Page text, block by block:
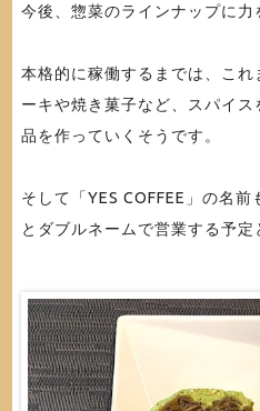
今後、惣菜のラインナップに力
本格的に稼働するまでは、こ
ーキや焼き菓子など、スパイ
品を作っていくそうです。
そして「YES COFFEE」の名前
とダブルネームで営業する予定